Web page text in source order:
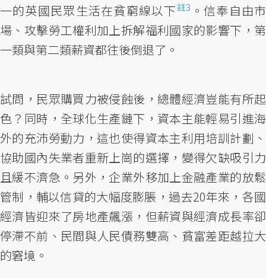
一的英國民眾生活在貧窮線以下註3 。信奉自由市
場、攻擊勞工權利加上拆解福利國家的影響下，第
一類與第二類薪資都往後倒退了。
試問，民眾購買力被侵蝕後，總體經濟豈能有所起
色？同時，全球化生產鏈下，資本主能輕易引進海
外的充沛勞動力，這也使得資本主利用培訓計劃、
協助國內失業者重新上崗的選擇，變得欠缺吸引力
且緩不濟急。另外，企業外移加上金融產業的放鬆
管制，輔以信貸的大幅度膨脹，過去20年來，各國
經濟皆迎來了房地產飆漲，但薪資與經濟成長率卻
停滯不前、民間與人民債務雙高、貧富差距越拉大
的窘境。